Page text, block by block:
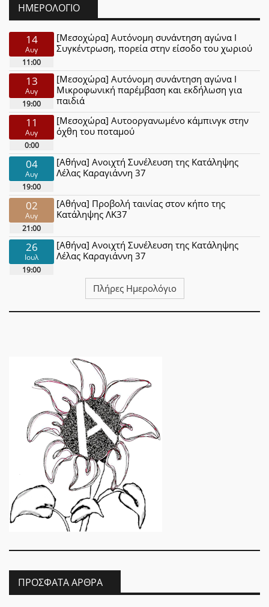
ΗΜΕΡΟΛΌΓΙΟ
14
Αυγ
11:00
[Μεσοχώρα] Αυτόνομη συνάντηση αγώνα Ι
Συγκέντρωση, πορεία στην είσοδο του χωριού
13
Αυγ
19:00
[Μεσοχώρα] Αυτόνομη συνάντηση αγώνα Ι
Μικροφωνική παρέμβαση και εκδήλωση για
παιδιά
11
Αυγ
0:00
[Μεσοχώρα] Αυτοοργανωμένο κάμπινγκ στην
όχθη του ποταμού
04
Αυγ
19:00
[Αθήνα] Ανοιχτή Συνέλευση της Κατάληψης
Λέλας Καραγιάννη 37
02
Αυγ
21:00
[Αθήνα] Προβολή ταινίας στον κήπο της
Κατάληψης ΛΚ37
26
Ιουλ
19:00
[Αθήνα] Ανοιχτή Συνέλευση της Κατάληψης
Λέλας Καραγιάννη 37
Πλήρες Ημερολόγιο
ΠΡΌΣΦΑΤΑ ΆΡΘΡΑ